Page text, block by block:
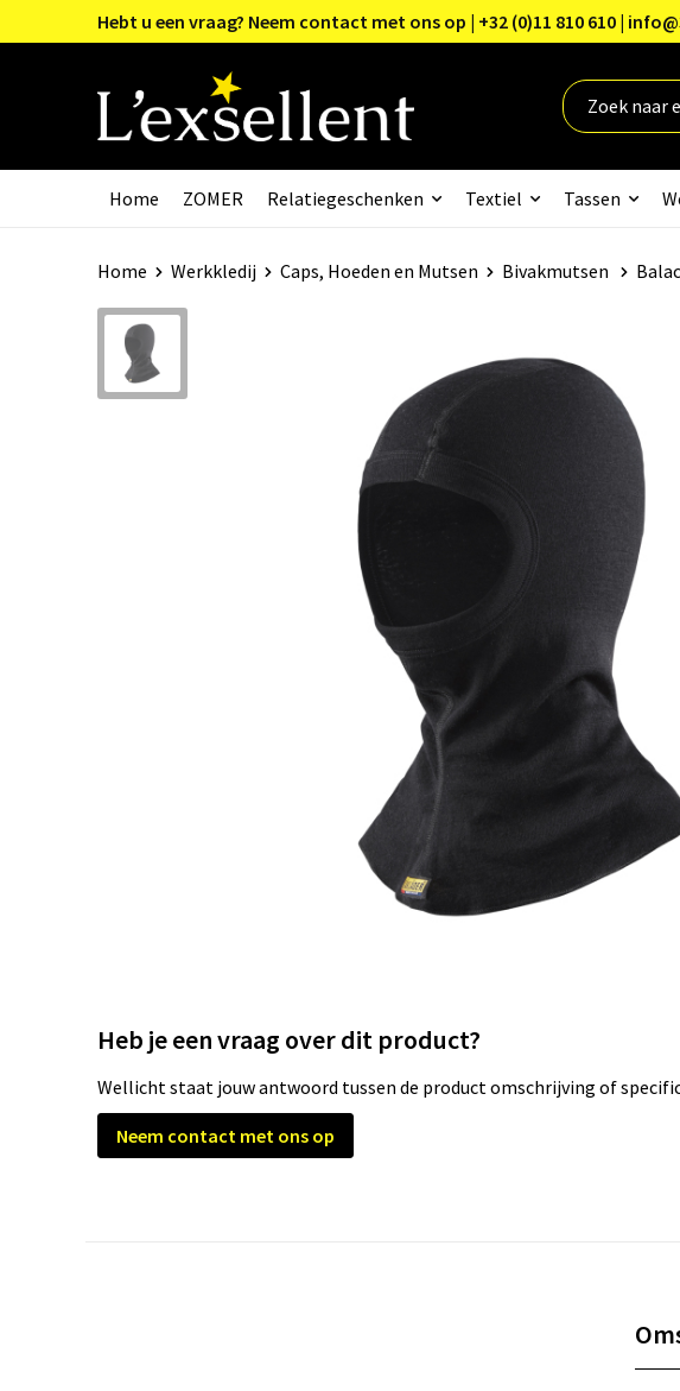
Hebt u een vraag? Neem contact met ons op | +32 (0)11 810 610 |
Home ZOMER Relatiegeschenken Textiel Tassen
Home Werkkledij Caps, Hoeden en Mutsen Bivakmutsen
Heb je een vraag over dit product?
Wellicht staat jouw antwoord tussen de product omschrijving of
Neem contact met ons op